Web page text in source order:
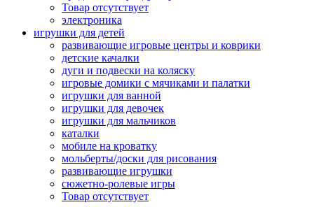
Товар отсутствует
электроника
игрушки для детей
развивающие игровые центры и коврики
детские качалки
дуги и подвески на коляску
игровые домики с мячиками и палатки
игрушки для ванной
игрушки для девочек
игрушки для мальчиков
каталки
мобиле на кроватку
мольберты/доски для рисования
развивающие игрушки
сюжетно-ролевые игры
Товар отсутствует